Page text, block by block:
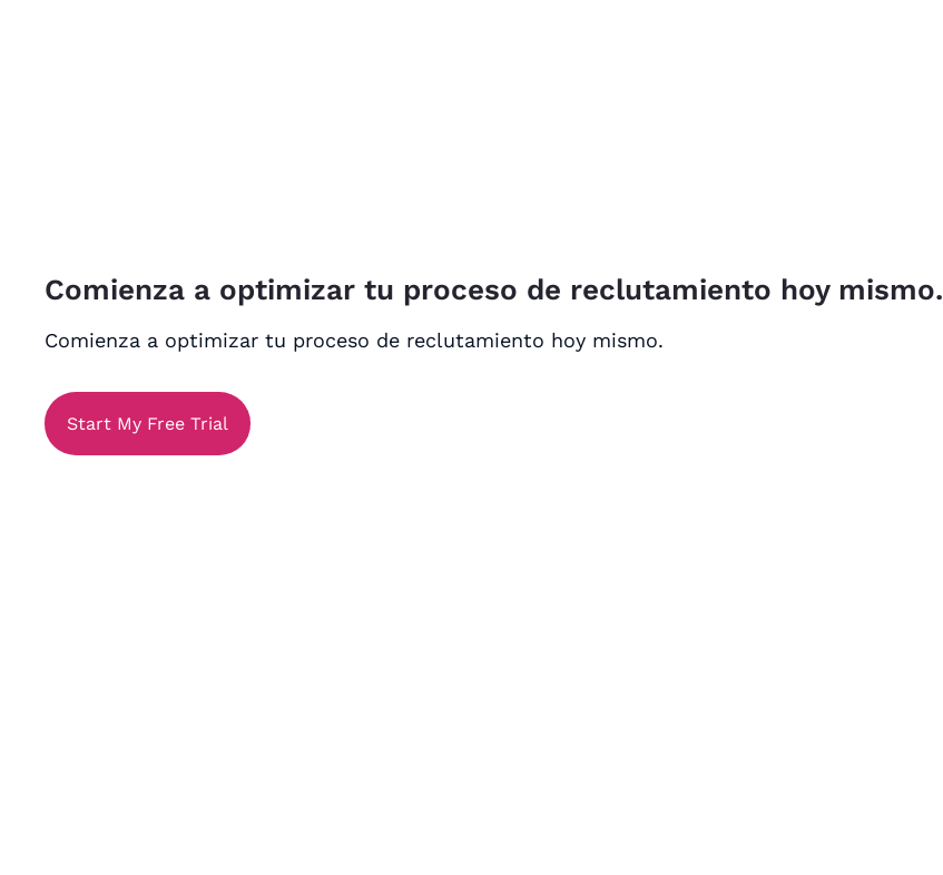
Comienza a optimizar tu proceso de reclutamiento hoy mismo.
Comienza a optimizar tu proceso de reclutamiento hoy mismo.
Start My Free Trial